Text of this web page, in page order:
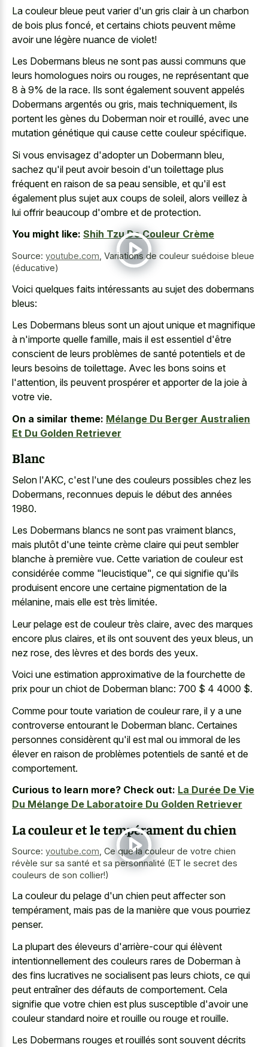
La couleur bleue peut varier d'un gris clair à un charbon
de bois plus foncé, et certains chiots peuvent même
avoir une légère nuance de violet!
Les Dobermans bleus ne sont pas aussi communs que
leurs homologues noirs ou rouges, ne représentant que
8 à 9% de la race. Ils sont également souvent appelés
Dobermans argentés ou gris, mais techniquement, ils
portent les gènes du Doberman noir et rouillé, avec une
mutation génétique qui cause cette couleur spécifique.
Si vous envisagez d'adopter un Dobermann bleu,
sachez qu'il peut avoir besoin d'un toilettage plus
fréquent en raison de sa peau sensible, et qu'il est
également plus sujet aux coups de soleil, alors veillez à
lui offrir beaucoup d'ombre et de protection.
You might like: Shih Tzu De Couleur Crème
Source: youtube.com, Variations de couleur suédoise bleue
(éducative)
Voici quelques faits intéressants au sujet des dobermans
bleus:
Les Dobermans bleus sont un ajout unique et magnifique
à n'importe quelle famille, mais il est essentiel d'être
conscient de leurs problèmes de santé potentiels et de
leurs besoins de toilettage. Avec les bons soins et
l'attention, ils peuvent prospérer et apporter de la joie à
votre vie.
On a similar theme: Mélange Du Berger Australien
Et Du Golden Retriever
Blanc
Selon l'AKC, c'est l'une des couleurs possibles chez les
Dobermans, reconnues depuis le début des années
1980.
Les Dobermans blancs ne sont pas vraiment blancs,
mais plutôt d'une teinte crème claire qui peut sembler
blanche à première vue. Cette variation de couleur est
considérée comme "leucistique", ce qui signifie qu'ils
produisent encore une certaine pigmentation de la
mélanine, mais elle est très limitée.
Leur pelage est de couleur très claire, avec des marques
encore plus claires, et ils ont souvent des yeux bleus, un
nez rose, des lèvres et des bords des yeux.
Voici une estimation approximative de la fourchette de
prix pour un chiot de Doberman blanc: 700 $ 4 4000 $.
Comme pour toute variation de couleur rare, il y a une
controverse entourant le Doberman blanc. Certaines
personnes considèrent qu'il est mal ou immoral de les
élever en raison de problèmes potentiels de santé et de
comportement.
Curious to learn more? Check out: La Durée De Vie
Du Mélange De Laboratoire Du Golden Retriever
La couleur et le tempérament du chien
Source: youtube.com Ce que la couleur de votre chien
révèle sur sa santé et sa personnalité (ET le secret des
couleurs de son collier!)
La couleur du pelage d'un chien peut affecter son
tempérament, mais pas de la manière que vous pourriez
penser.
La plupart des éleveurs d'arrière-cour qui élèvent
intentionnellement des couleurs rares de Doberman à
des fins lucratives ne socialisent pas leurs chiots, ce qui
peut entraîner des défauts de comportement. Cela
signifie que votre chien est plus susceptible d'avoir une
couleur standard noire et rouille ou rouge et rouille.
Les Dobermans rouges et rouillés sont souvent décrits